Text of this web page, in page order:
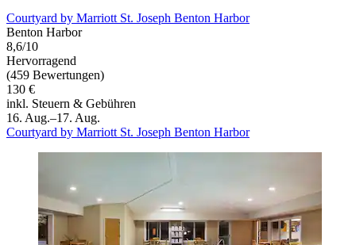
Courtyard by Marriott St. Joseph Benton Harbor
Benton Harbor
8,6/10
Hervorragend
(459 Bewertungen)
130 €
inkl. Steuern & Gebühren
16. Aug.–17. Aug.
Courtyard by Marriott St. Joseph Benton Harbor